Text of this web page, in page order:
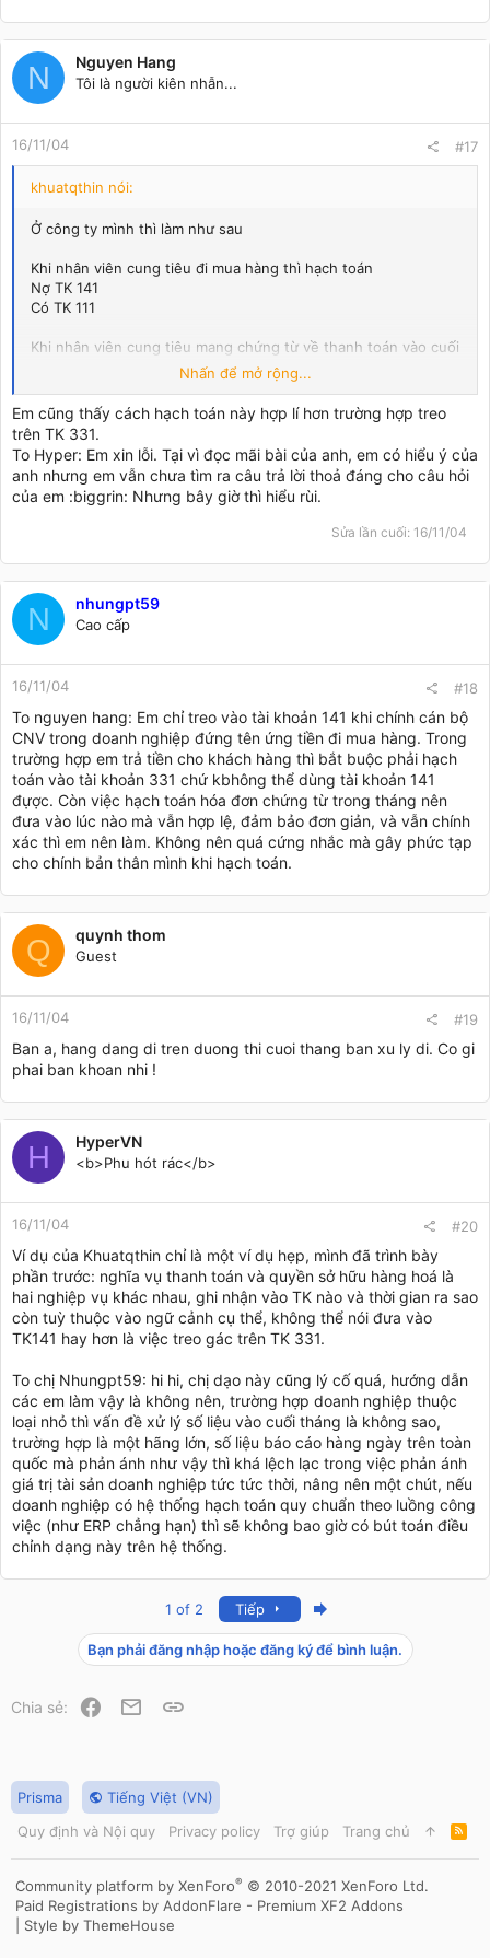
N Nguyen Hang
Tôi là người kiên nhẫn...
16/11/04 #17
khuatqthin nói:
Ở công ty mình thì làm như sau
Khi nhân viên cung tiêu đi mua hàng thì hạch toán
Nợ TK 141
Có TK 111
Khi nhân viên cung tiêu mang chứng từ về thanh toán vào cuối
Nợ TK 151
Nợ TK 133
Có TK 141
Sang tháng sau khi hàng về thì
Nợ TK 156
Có TK 151
Nhấn để mở rộng...
Em cũng thấy cách hạch toán này hợp lí hơn trường hợp treo
trên TK 331.
To Hyper: Em xin lỗi. Tại vì đọc mãi bài của anh, em có hiểu ý của
anh nhưng em vẫn chưa tìm ra câu trả lời thoả đáng cho câu hỏi
của em :biggrin: Nhưng bây giờ thì hiểu rùi.
Sửa lần cuối: 16/11/04
N nhungpt59
Cao cấp
16/11/04 #18
To nguyen hang: Em chỉ treo vào tài khoản 141 khi chính cán bộ
CNV trong doanh nghiệp đứng tên ứng tiền đi mua hàng. Trong
trường hợp em trả tiền cho khách hàng thì bắt buộc phải hạch
toán vào tài khoản 331 chứ kbhông thể dùng tài khoản 141
đựợc. Còn việc hạch toán hóa đơn chứng từ trong tháng nên
đưa vào lúc nào mà vẫn hợp lệ, đảm bảo đơn giản, và vẫn chính
xác thì em nên làm. Không nên quá cứng nhắc mà gây phức tạp
cho chính bản thân mình khi hạch toán.
Q quynh thom
Guest
16/11/04 #19
Ban a, hang dang di tren duong thi cuoi thang ban xu ly di. Co gi
phai ban khoan nhi !
H HyperVN
<b>Phu hót rác</b>
16/11/04 #20
Ví dụ của Khuatqthin chỉ là một ví dụ hẹp, mình đã trình bày
phần trước: nghĩa vụ thanh toán và quyền sở hữu hàng hoá là
hai nghiệp vụ khác nhau, ghi nhận vào TK nào và thời gian ra sao
còn tuỳ thuộc vào ngữ cảnh cụ thể, không thể nói đưa vào
TK141 hay hơn là việc treo gác trên TK 331.
To chị Nhungpt59: hi hi, chị dạo này cũng lý cố quá, hướng dẫn
các em làm vậy là không nên, trường hợp doanh nghiệp thuộc
loại nhỏ thì vấn đề xử lý số liệu vào cuối tháng là không sao,
trường hợp là một hãng lớn, số liệu báo cáo hàng ngày trên toàn
quốc mà phản ánh như vậy thì khá lệch lạc trong việc phản ánh
giá trị tài sản doanh nghiệp tức tức thời, nâng nên một chút, nếu
doanh nghiệp có hệ thống hạch toán quy chuẩn theo luồng công
việc (như ERP chẳng hạn) thì sẽ không bao giờ có bút toán điều
chỉnh dạng này trên hệ thống.
1 of 2 Tiếp
Bạn phải đăng nhập hoặc đăng ký để bình luận.
Chia sẻ: Facebook
Email
Prisma
Tiếng Việt (VN)
Quy định và Nội quy
Privacy policy Trợ giúp Trang chủ
R
S
S
Community platform by XenForo® © 2010-2021 XenForo Ltd.
Paid Registrations by AddonFlare - Premium XF2 Addons
Style by ThemeHouse